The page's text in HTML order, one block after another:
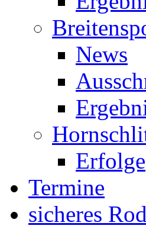
News
Erfolge
Termine
sicheres